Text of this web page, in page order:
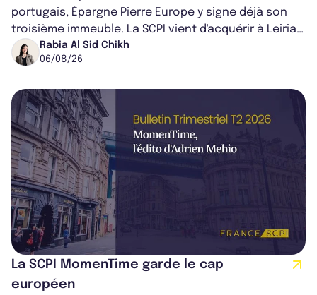
portugais, Épargne Pierre Europe y signe déjà son
troisième immeuble. La SCPI vient d'acquérir à Leiria,
dans le centre du pays, un établis...
Rabia Al Sid Chikh
06/08/26
La SCPI MomenTime garde le cap
européen